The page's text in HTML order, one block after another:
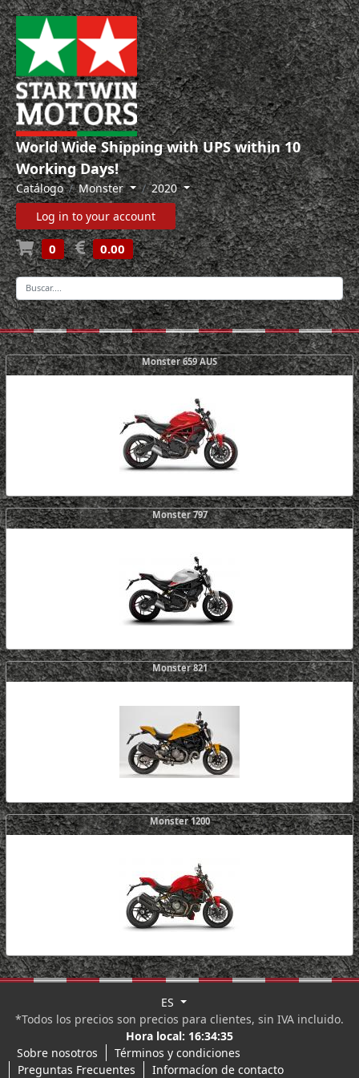
World Wide Shipping with UPS within 10
Working Days!
Catálogo Monster
2020
Log in to your account
0 0.00
-
Monster 659 AUS
Monster 797
Monster 821
Monster 1200
ES
*Todos los precios son precios para clientes, sin IVA incluido.
Hora local: 16:34:35
Sobre nosotros
Términos y condiciones
Preguntas Frecuentes
Informacíon de contacto